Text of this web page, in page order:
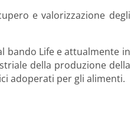
e valorizzazione degli
bando Life e attualmente in
della produzione della
adoperati per gli alimenti.